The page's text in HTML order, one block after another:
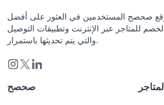
صحصح المستخدمين في العثور على أفضل
للمتاجر عبر الإنترنت وتطبيقات التوصيل
والتي يتم تحديثها باستمرار.
صحصح